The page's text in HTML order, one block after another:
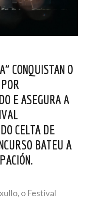
CONQUISTAN O
E ASEGURA A
CELTA DE
BATEU A
o Festival